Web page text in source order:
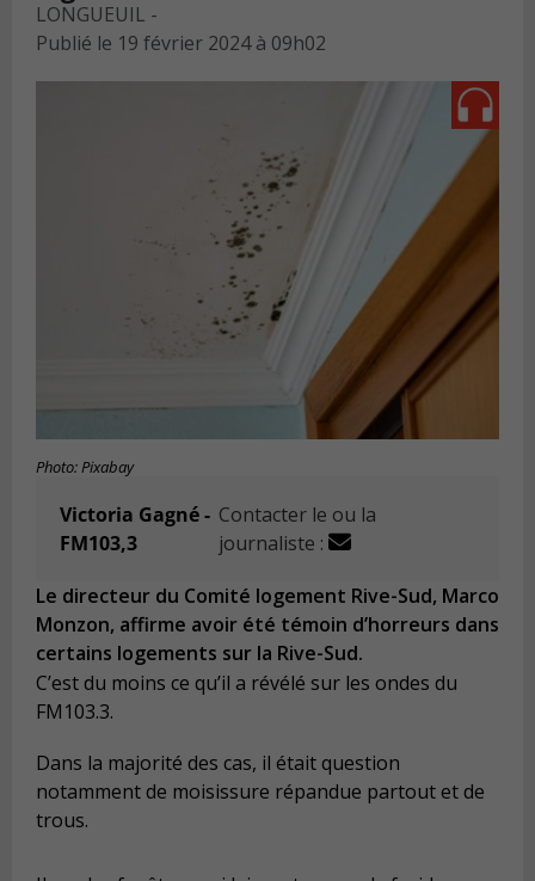
LONGUEUIL -
Publié le 19 février 2024 à 09h02
Photo: Pixabay
Victoria Gagné -
FM103,3
Contacter le ou la
journaliste :
Le directeur du Comité logement Rive-Sud, Marco
Monzon, affirme avoir été témoin d’horreurs dans
certains logements sur la Rive-Sud.
C’est du moins ce qu’il a révélé sur les ondes du
FM103.3.
Dans la majorité des cas, il était question
notamment de moisissure répandue partout et de
trous.